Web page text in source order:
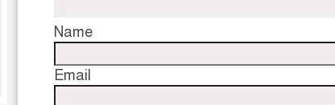
Name
Email